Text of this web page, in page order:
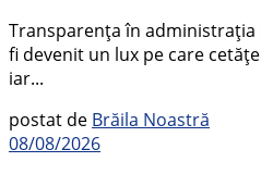
Transparența în administrația
fi devenit un lux pe care
iar...
postat de Brăila Noastră
08/08/2026